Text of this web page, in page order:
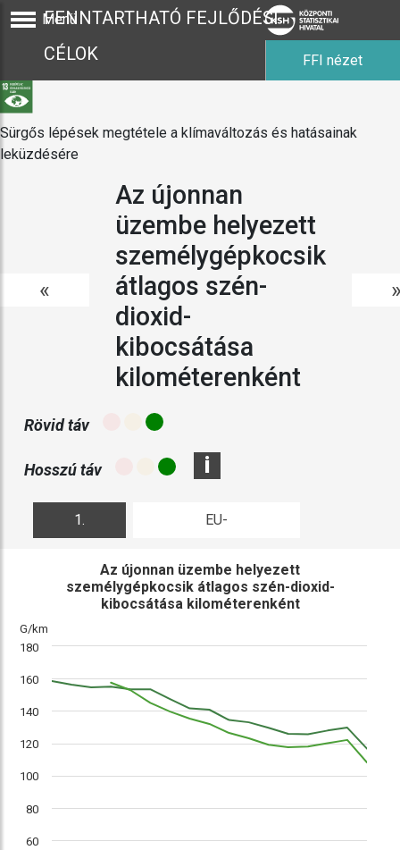
Menü
FENNTARTHATÓ FEJLŐDÉSI
CÉLOK
FFI nézet
Sürgős lépések megtétele a klímaváltozás és hatásainak
leküzdésére
«
Az újonnan
üzembe helyezett
személygépkocsik
átlagos szén-
dioxid-
kibocsátása
kilométerenként
Rövid táv
Hosszú táv i
1. EU-
G/km
Az újonnan üzembe helyezett
személygépkocsik átlagos szén-dioxid-
kibocsátása kilométerenként
60
80
100
120
140
160
180